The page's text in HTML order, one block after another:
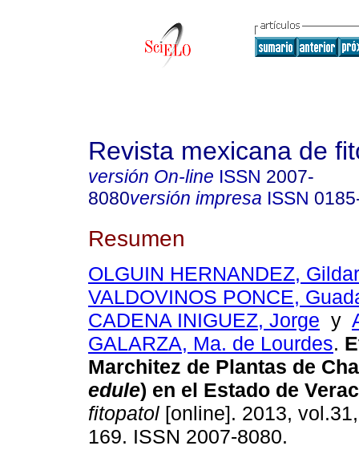
Revista mexicana de
versión On-line ISSN 2007-
8080versión impresa ISSN
Resumen
OLGUIN HERNANDEZ,
VALDOVINOS PONCE,
CADENA INIGUEZ, Jorge y
GALARZA, Ma. de Lourdes.
Marchitez de Plantas de
edule) en el Estado de
fitopatol [online]. 2013,
169. ISSN 2007-8080.